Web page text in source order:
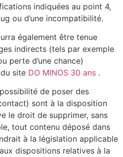
indiquées au point 4,
ou d’une incompatibilité.
également être tenue
indirects (tels par exemple
perte d’une chance)
site DO MINOS 30 ans .
de poser des
sont à la disposition
le droit de supprimer, sans
tout contenu déposé dans
à la législation applicable
dispositions relatives à la